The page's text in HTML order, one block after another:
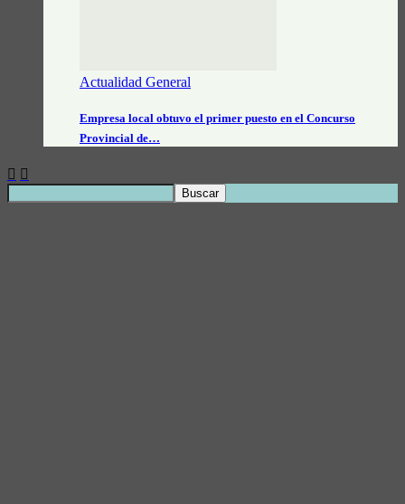
Actualidad General
Empresa local obtuvo el primer puesto en el Concurso
Provincial de…